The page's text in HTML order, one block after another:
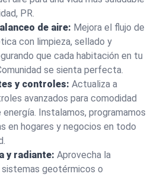
PR.
de aire: Mejora el flujo de
con limpieza, sellado y
que cada habitación en tu
se sienta perfecta.
y controles: Actualiza a
avanzados para comodidad
Instalamos, programamos
en hogares y negocios en todo
y radiante: Aprovecha la
geotérmicos o